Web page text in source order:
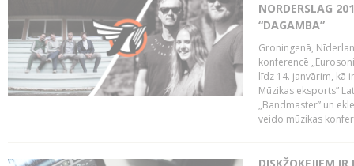
NORDERSLAG
“DAGAMBA”
Groningenā,
konferencē
līdz 14. janvārim, kā
Mūzikas eksports”
„Bandmaster” un
veido mūzikas